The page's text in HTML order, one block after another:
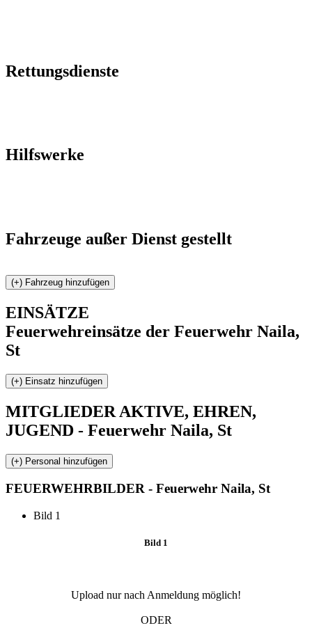
Rettungsdienste
Hilfswerke
Fahrzeuge außer Dienst gestellt
EINSÄTZE
Feuerwehreinsätze der Feuerwehr Naila,
St
MITGLIEDER AKTIVE, EHREN,
JUGEND - Feuerwehr Naila, St
FEUERWEHRBILDER - Feuerwehr Naila, St
Bild 1
Bild 1
Upload nur nach Anmeldung möglich!
ODER